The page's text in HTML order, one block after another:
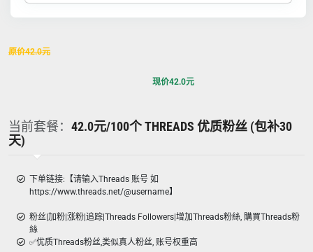
原价42.0元
现价42.0元
当前套餐： 42.0元/100个 THREADS 优质粉丝 (包补30
天)
下单链接:【请输入Threads 账号 如
https://www.threads.net/@username】
粉丝|加粉|涨粉|追踪|Threads Followers|增加Threads粉絲, 購買Threads粉
絲
✅优质Threads粉丝,类似真人粉丝, 账号权重高